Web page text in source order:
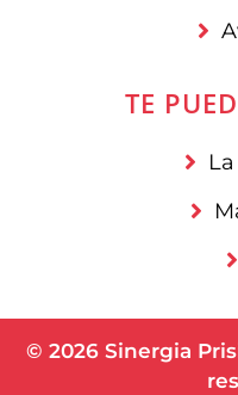
TE
© 2026 Sinergia